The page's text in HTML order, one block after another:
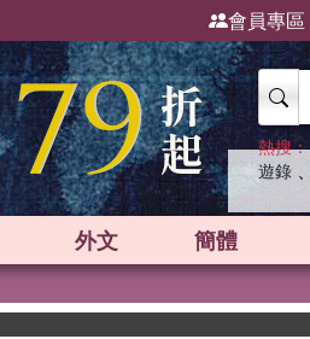
會員專區
熱搜：
遊錄 、
外文 簡體